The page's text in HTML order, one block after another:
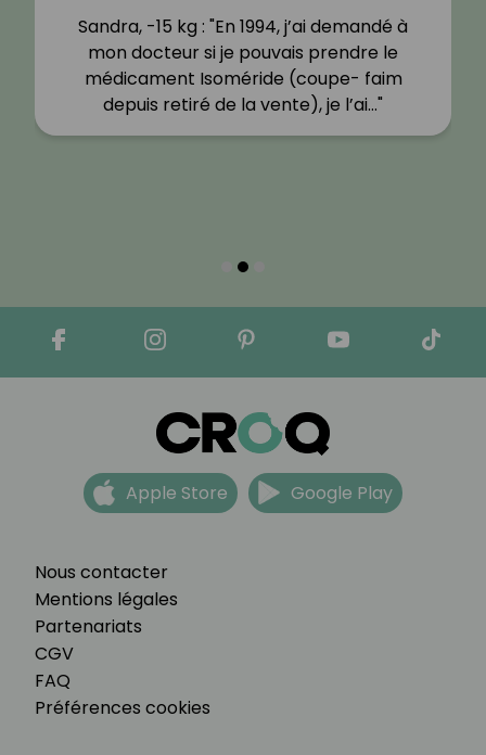
Sandra, -15 kg : "En 1994, j’ai demandé à
mon docteur si je pouvais prendre le
médicament Isoméride (coupe- faim
depuis retiré de la vente), je l’ai…"
Nous contacter
Mentions légales
Partenariats
CGV
FAQ
Préférences cookies
Apple Store Google Play